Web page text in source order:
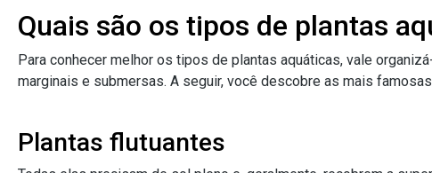
Quais são os tipos de plantas
Para conhecer melhor os tipos de plantas aquáticas, vale
marginais e submersas. A seguir, você descobre as mais
Plantas flutuantes